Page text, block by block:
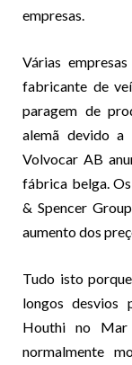
empresas.
Várias
fabricante de
paragem de
alemã devido a
Volvocar AB
fábrica belga.
& Spencer
aumento dos
Tudo isto
longos desvios
Houthi no Mar
normalmente